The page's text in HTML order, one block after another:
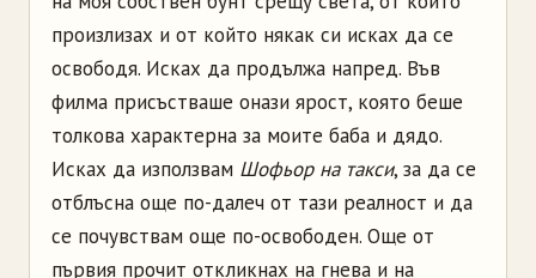
произлизах и от който някак си исках да се
освободя. Исках да продължа напред. Във
филма присъстваше онази ярост, която беше
толкова характерна за моите баба и дядо.
Исках да използвам Шофьор на такси, за да се
отблъсна още по-далеч от тази реалност и да
се почувствам още по-освободен. Още от
първия прочит откликнах на гнева и на